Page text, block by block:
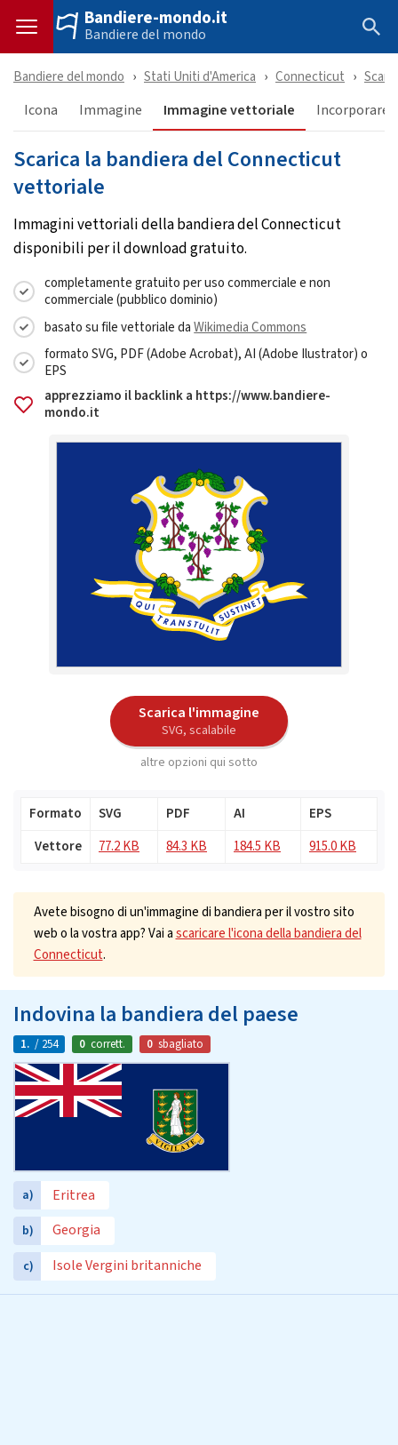
Bandiere-mondo.it
Bandiere del mondo
Bandiere del mondo Stati Uniti d'America Connecticut
Icona Immagine Immagine vettoriale Incorporare
Scarica la bandiera del Connecticut
vettoriale
Immagini vettoriali della bandiera del Connecticut
disponibili per il download gratuito.
completamente gratuito per uso commerciale e non
commerciale (pubblico dominio)
basato su file vettoriale daWikimedia Commons
formato SVG, PDF (Adobe Acrobat), AI (Adobe Ilustrator) o
EPS
apprezziamo il backlink a https://www.bandiere-
mondo.it
Scarica l'immagine
SVG, scalabile
altre opzioni qui sotto
Formato SVG PDF AI
EPS
Vettore
77.2 KB 84.3 KB 184.5 KB 915.0 KB
Avete bisogno di un'immagine di bandiera per il vostro sito
web o la vostra app? Vai ascaricare l'icona della bandiera del
Connecticut.
Indovina la bandiera del paese
1. / 254 0 corrett. 0 sbagliato
a) Eritrea
b) Georgia
c) Isole Vergini britanniche